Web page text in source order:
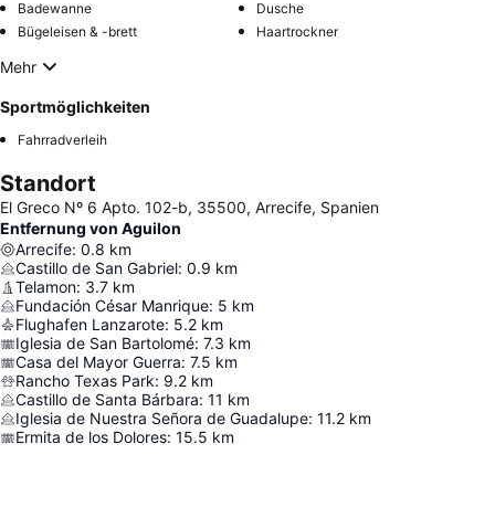
Badewanne
Dusche
Bügeleisen & -brett
Haartrockner
Mehr
Sportmöglichkeiten
Fahrradverleih
Standort
El Greco Nº 6 Apto. 102-b, 35500, Arrecife, Spanien
Entfernung von Aguilon
Arrecife: 0.8 km
Castillo de San Gabriel: 0.9 km
Telamon: 3.7 km
Fundación César Manrique: 5 km
Flughafen Lanzarote: 5.2 km
Iglesia de San Bartolomé: 7.3 km
Casa del Mayor Guerra: 7.5 km
Rancho Texas Park: 9.2 km
Castillo de Santa Bárbara: 11 km
Iglesia de Nuestra Señora de Guadalupe: 11.2 km
Ermita de los Dolores: 15.5 km